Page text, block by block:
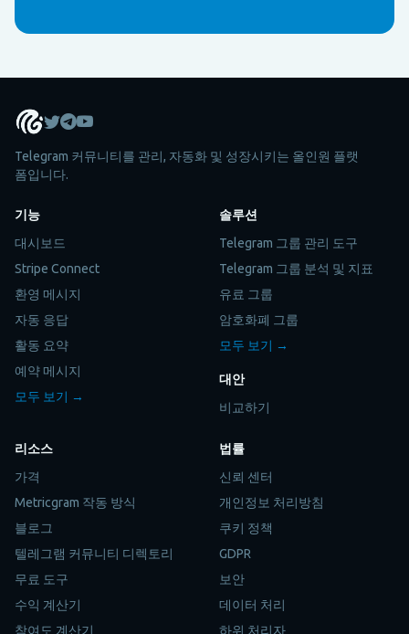
Telegram 커뮤니티를 관리, 자동화 및 성장시키는 올인원 플랫
폼입니다.
기능
대시보드
Stripe Connect
환영 메시지
자동 응답
활동 요약
예약 메시지
모두 보기 →
솔루션
Telegram 그룹 관리 도구
Telegram 그룹 분석 및 지표
유료 그룹
암호화폐 그룹
모두 보기 →
대안
비교하기
리소스
가격
Metricgram 작동 방식
블로그
텔레그램 커뮤니티 디렉토리
무료 도구
수익 계산기
참여도 계산기
법률
신뢰 센터
개인정보 처리방침
쿠키 정책
GDPR
보안
데이터 처리
하위 처리자